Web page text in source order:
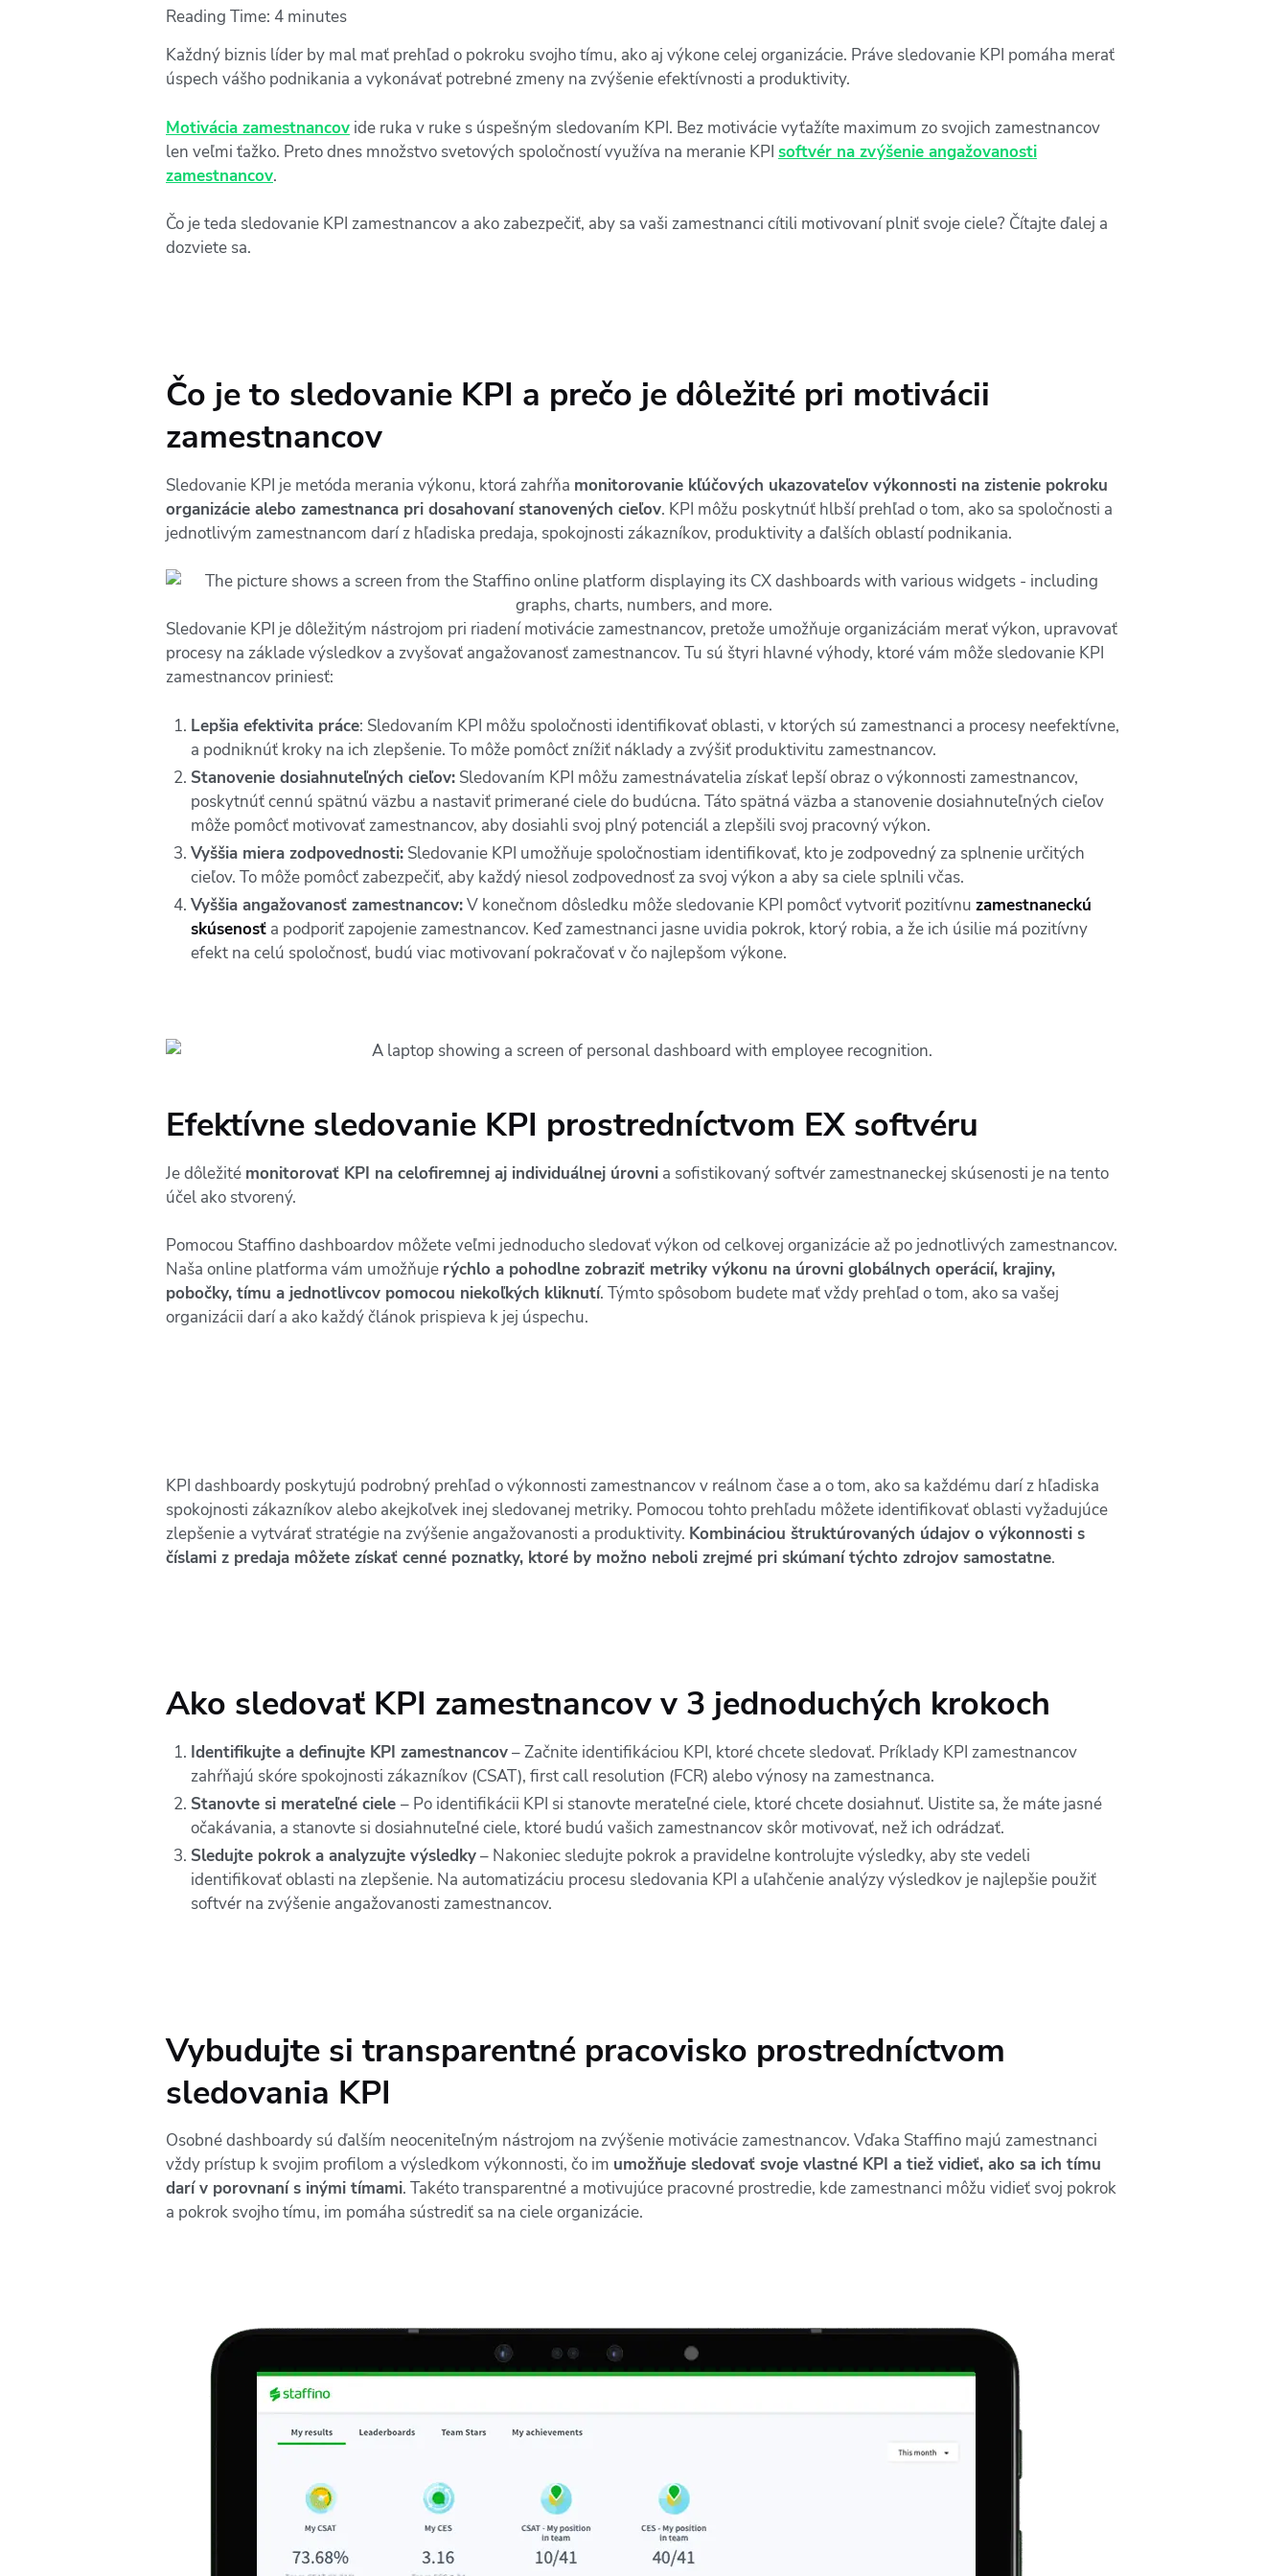
Reading Time: 4 minutes
Každný biznis líder by mal mať prehľad o pokroku svojho tímu, ako aj výkone celej organizácie. Práve sledovanie KPI pomáha merať
úspech vášho podnikania a vykonávať potrebné zmeny na zvýšenie efektívnosti a produktivity.
Motivácia zamestnancov ide ruka v ruke s úspešným sledovaním KPI. Bez motivácie vyťažíte maximum zo svojich zamestnancov
len veľmi ťažko. Preto dnes množstvo svetových spoločností využíva na meranie KPI softvér na zvýšenie angažovanosti
zamestnancov.
Čo je teda sledovanie KPI zamestnancov a ako zabezpečiť, aby sa vaši zamestnanci cítili motivovaní plniť svoje ciele? Čítajte ďalej a
dozviete sa.
Čo je to sledovanie KPI a prečo je dôležité pri motivácii
zamestnancov
Sledovanie KPI je metóda merania výkonu, ktorá zahŕňa monitorovanie kľúčových ukazovateľov výkonnosti na zistenie pokroku
organizácie alebo zamestnanca pri dosahovaní stanovených cieľov. KPI môžu poskytnúť hlbší prehľad o tom, ako sa spoločnosti a
jednotlivým zamestnancom darí z hľadiska predaja, spokojnosti zákazníkov, produktivity a ďalších oblastí podnikania.
Sledovanie KPI je dôležitým nástrojom pri riadení motivácie zamestnancov, pretože umožňuje organizáciám merať výkon, upravovať
procesy na základe výsledkov a zvyšovať angažovanosť zamestnancov. Tu sú štyri hlavné výhody, ktoré vám môže sledovanie KPI
zamestnancov priniesť:
Lepšia efektivita práce: Sledovaním KPI môžu spoločnosti identifikovať oblasti, v ktorých sú zamestnanci a procesy neefektívne,
a podniknúť kroky na ich zlepšenie. To môže pomôcť znížiť náklady a zvýšiť produktivitu zamestnancov.
Stanovenie dosiahnuteľných cieľov:Sledovaním KPI môžu zamestnávatelia získať lepší obraz o výkonnosti zamestnancov,
poskytnúť cennú spätnú väzbu a nastaviť primerané ciele do budúcna. Táto spätná väzba a stanovenie dosiahnuteľných cieľov
môže pomôcť motivovať zamestnancov, aby dosiahli svoj plný potenciál a zlepšili svoj pracovný výkon.
Vyššia miera zodpovednosti:Sledovanie KPI umožňuje spoločnostiam identifikovať, kto je zodpovedný za splnenie určitých
cieľov. To môže pomôcť zabezpečiť, aby každý niesol zodpovednosť za svoj výkon a aby sa ciele splnili včas.
Vyššia angažovanosť zamestnancov:V konečnom dôsledku môže sledovanie KPI pomôcť vytvoriť pozitívnu zamestnaneckú
skúsenosťa podporiť zapojenie zamestnancov. Keď zamestnanci jasne uvidia pokrok, ktorý robia, a že ich úsilie má pozitívny
efekt na celú spoločnosť, budú viac motivovaní pokračovať v čo najlepšom výkone.
Efektívne sledovanie KPI prostredníctvom EX softvéru
Je dôležité monitorovať KPI na celofiremnej aj individuálnej úrovni a sofistikovaný softvér zamestnaneckej skúsenosti je na tento
účel ako stvorený.
Pomocou Staffino dashboardov môžete veľmi jednoducho sledovať výkon od celkovej organizácie až po jednotlivých zamestnancov.
Naša online platforma vám umožňuje rýchlo a pohodlne zobraziť metriky výkonu na úrovni globálnych operácií, krajiny,
pobočky, tímu a jednotlivcov pomocou niekoľkých kliknutí. Týmto spôsobom budete mať vždy prehľad o tom, ako sa vašej
organizácii darí a ako každý článok prispieva k jej úspechu.
KPI dashboardy poskytujú podrobný prehľad o výkonnosti zamestnancov v reálnom čase a o tom, ako sa každému darí z hľadiska
spokojnosti zákazníkov alebo akejkoľvek inej sledovanej metriky. Pomocou tohto prehľadu môžete identifikovať oblasti vyžadujúce
zlepšenie a vytvárať stratégie na zvýšenie angažovanosti a produktivity. Kombináciou štruktúrovaných údajov o výkonnosti s
číslami z predaja môžete získať cenné poznatky, ktoré by možno neboli zrejmé pri skúmaní týchto zdrojov samostatne.
Ako sledovať KPI zamestnancov v 3 jednoduchých krokoch
Identifikujte a definujte KPI zamestnancov– Začnite identifikáciou KPI, ktoré chcete sledovať. Príklady KPI zamestnancov
zahŕňajú skóre spokojnosti zákazníkov (CSAT), first call resolution (FCR) alebo výnosy na zamestnanca.
Stanovte si merateľné ciele – Po identifikácii KPI si stanovte merateľné ciele, ktoré chcete dosiahnuť. Uistite sa, že máte jasné
očakávania, a stanovte si dosiahnuteľné ciele, ktoré budú vašich zamestnancov skôr motivovať, než ich odrádzať.
Sledujte pokrok a analyzujte výsledky– Nakoniec sledujte pokrok a pravidelne kontrolujte výsledky, aby ste vedeli
identifikovať oblasti na zlepšenie. Na automatizáciu procesu sledovania KPI a uľahčenie analýzy výsledkov je najlepšie použiť
softvér na zvýšenie angažovanosti zamestnancov.
Vybudujte si transparentné pracovisko prostredníctvom
sledovania KPI
Osobné dashboardy sú ďalším neoceniteľným nástrojom na zvýšenie motivácie zamestnancov. Vďaka Staffino majú zamestnanci
vždy prístup k svojim profilom a výsledkom výkonnosti, čo im umožňuje sledovať svoje vlastné KPI a tiež vidieť, ako sa ich tímu
darí v porovnaní s inými tímami. Takéto transparentné a motivujúce pracovné prostredie, kde zamestnanci môžu vidieť svoj pokrok
a pokrok svojho tímu, im pomáha sústrediť sa na ciele organizácie.